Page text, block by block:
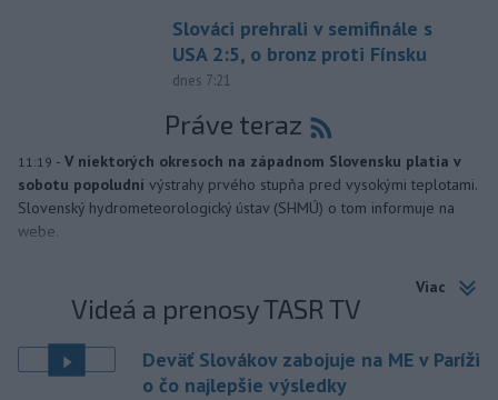
Slováci prehrali v semifinále s
USA 2:5, o bronz proti Fínsku
dnes 7:21
Práve teraz
11:19 - V niektorých okresoch na západnom Slovensku platia v
sobotu popoludní výstrahy prvého stupňa pred vysokými teplotami.
Slovenský hydrometeorologický ústav (SHMÚ) o tom informuje na
webe.
Viac
Videá a prenosy TASR TV
Deväť Slovákov zabojuje na ME v Paríži
o čo najlepšie výsledky